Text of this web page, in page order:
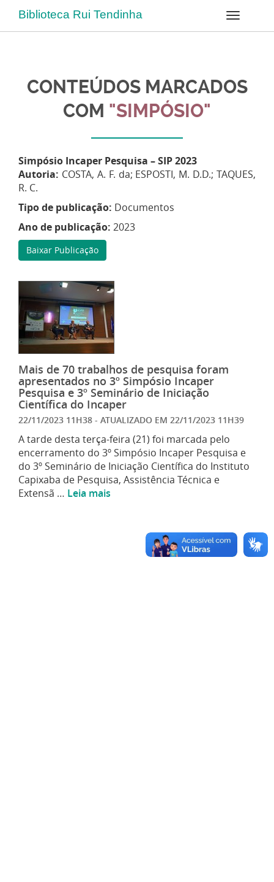
Biblioteca Rui Tendinha
CONTEÚDOS MARCADOS
COM "SIMPÓSIO"
Simpósio Incaper Pesquisa – SIP 2023
Autoria: COSTA, A. F. da; ESPOSTI, M. D.D.; TAQUES,
R. C.
Tipo de publicação: Documentos
Ano de publicação: 2023
Baixar Publicação
Mais de 70 trabalhos de pesquisa foram
apresentados no 3º Simpósio Incaper
Pesquisa e 3º Seminário de Iniciação
Científica do Incaper
22/11/2023 11H38 - ATUALIZADO EM 22/11/2023 11H39
A tarde desta terça-feira (21) foi marcada pelo
encerramento do 3º Simpósio Incaper Pesquisa e
do 3º Seminário de Iniciação Científica do Instituto
Capixaba de Pesquisa, Assistência Técnica e
Extensã … Leia mais